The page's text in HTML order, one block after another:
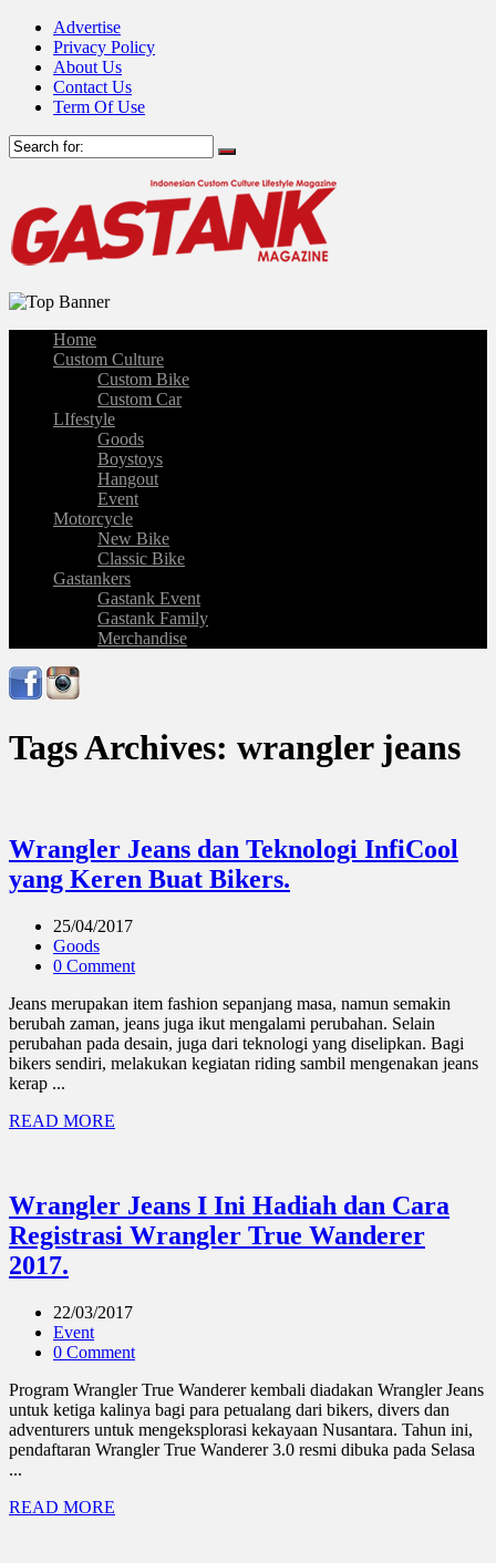
Advertise
Privacy Policy
About Us
Contact Us
Term Of Use
Home
Custom Culture
Custom Bike
Custom Car
LIfestyle
Goods
Boystoys
Hangout
Event
Motorcycle
New Bike
Classic Bike
Gastankers
Gastank Event
Gastank Family
Merchandise
Tags Archives: wrangler jeans
Wrangler Jeans dan Teknologi InfiCool
yang Keren Buat Bikers.
25/04/2017
Goods
0 Comment
Jeans merupakan item fashion sepanjang masa, namun semakin
berubah zaman, jeans juga ikut mengalami perubahan. Selain
perubahan pada desain, juga dari teknologi yang diselipkan. Bagi
bikers sendiri, melakukan kegiatan riding sambil mengenakan jeans
kerap ...
READ MORE
Wrangler Jeans I Ini Hadiah dan Cara
Registrasi Wrangler True Wanderer
2017.
22/03/2017
Event
0 Comment
Program Wrangler True Wanderer kembali diadakan Wrangler Jeans
untuk ketiga kalinya bagi para petualang dari bikers, divers dan
adventurers untuk mengeksplorasi kekayaan Nusantara. Tahun ini,
pendaftaran Wrangler True Wanderer 3.0 resmi dibuka pada Selasa
...
READ MORE